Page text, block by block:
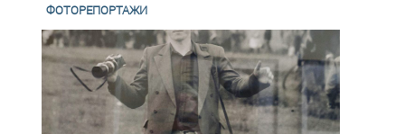
ФОТОРЕПОРТАЖИ